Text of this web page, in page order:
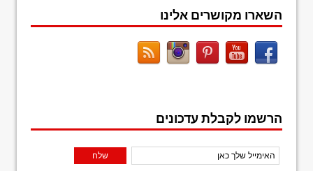
השארו מקושרים אלינו
הרשמו לקבלת עדכונים